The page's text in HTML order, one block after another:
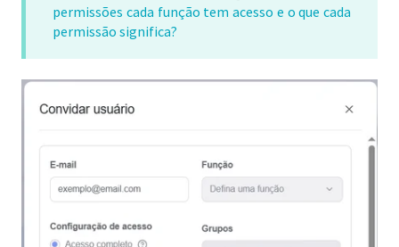
permissões cada função tem acesso e o que cada
permissão significa?